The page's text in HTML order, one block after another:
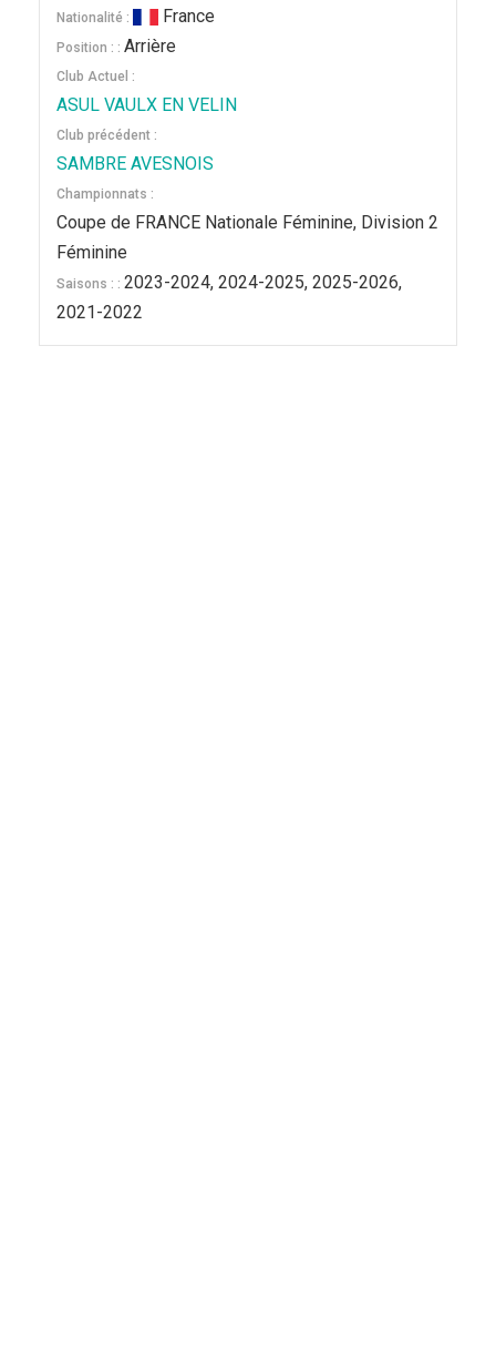
Nationalité : France
Position : : Arrière
Club Actuel :
ASUL VAULX EN VELIN
Club précédent :
SAMBRE AVESNOIS
Championnats :
Coupe de FRANCE Nationale Féminine, Division 2
Féminine
Saisons : : 2023-2024, 2024-2025, 2025-2026,
2021-2022